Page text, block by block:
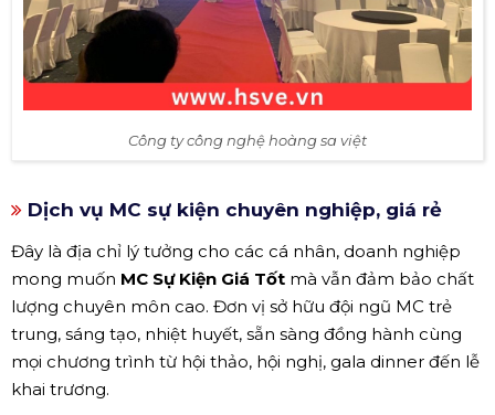
Công ty công nghệ hoàng sa việt
Dịch vụ MC sự kiện chuyên nghiệp, giá rẻ
Đây là địa chỉ lý tưởng cho các cá nhân, doanh nghiệp
mong muốn MC Sự Kiện Giá Tốt mà vẫn đảm bảo chất
lượng chuyên môn cao. Đơn vị sở hữu đội ngũ MC trẻ
trung, sáng tạo, nhiệt huyết, sẵn sàng đồng hành cùng
mọi chương trình từ hội thảo, hội nghị, gala dinner đến lễ
khai trương.